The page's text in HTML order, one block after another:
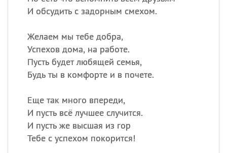
И обсудить с задорным смехом.
Желаем мы тебе добра,
Успехов дома, на работе.
Пусть будет любящей семья,
Будь ты в комфорте и в почете.
Еще так много впереди,
И пусть всё лучшее случится.
И пусть же высшая из гор
Тебе с успехом покорится!